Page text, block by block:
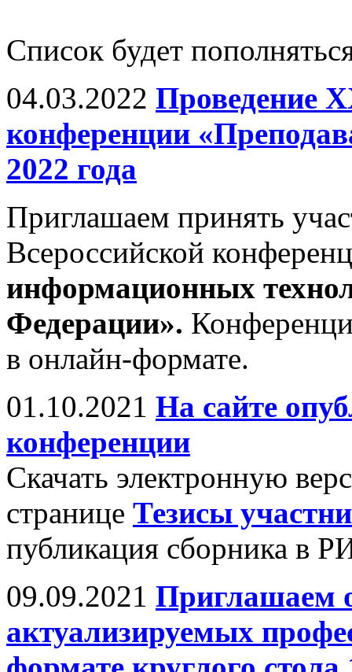
Список будет
04.03.2022 Проведение
конференции
2022 года
Приглашаем принять
Всероссийской
информационных
Федерации».
в онлайн-формате.
01.10.2021 На сайте
конференции
Скачать электронную
странице Тезисы
публикация сборника в
09.09.2021 Приглашаем
актуализируемых